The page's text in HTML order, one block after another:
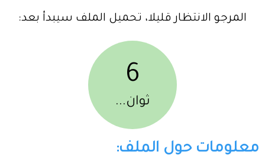
المرجو الانتظار قليلا، تحميل الملف سيبدأ بعد:
6
ثوان...
معلومات حول الملف: